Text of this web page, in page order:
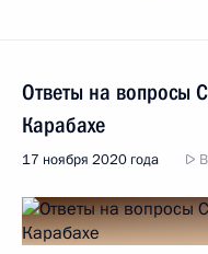
Ответы на вопросы
Карабахе
17 ноября 2020 года